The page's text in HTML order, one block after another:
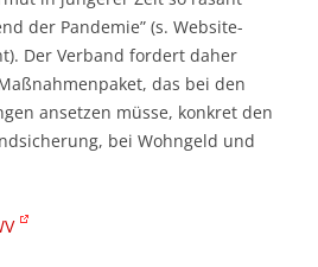
der Pandemie” (s. Website-
Der Verband fordert daher
das bei den
ansetzen müsse, konkret den
bei Wohngeld und